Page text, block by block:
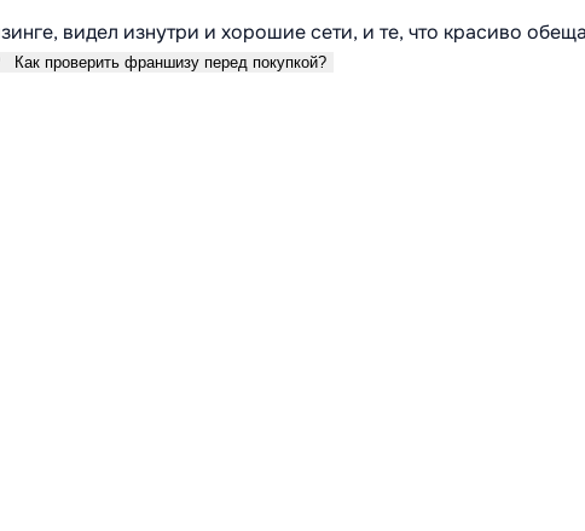
видел изнутри и хорошие сети, и те, что красиво
Как проверить франшизу перед покупкой?